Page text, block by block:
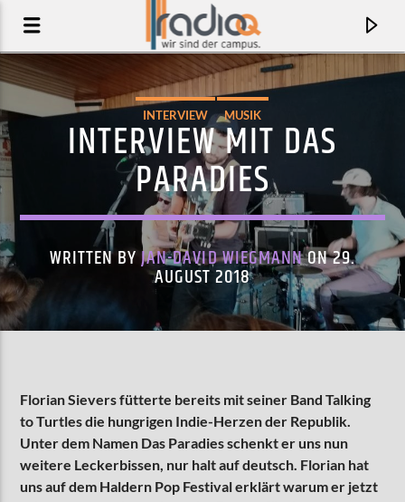
STEPHEN MALKMUS & THE JICKS
AKTUELLE SENDUNG
INTERVIEW MUSIK
INTERVIEW MIT DAS
PARADIES
WRITTEN BYJAN-DAVID WIEGMANNON 29.
AUGUST 2018
Florian Sievers fütterte bereits mit seiner Band Talking
to Turtles die hungrigen Indie-Herzen der Republik.
Unter dem Namen Das Paradies schenkt er uns nun
weitere Leckerbissen, nur halt auf deutsch. Florian hat
uns auf dem Haldern Pop Festival erklärt warum er jetzt